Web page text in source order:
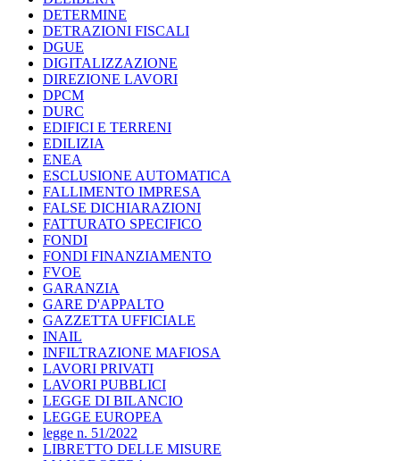
DETERMINE
DETRAZIONI FISCALI
DGUE
DIGITALIZZAZIONE
DIREZIONE LAVORI
DPCM
DURC
EDIFICI E TERRENI
EDILIZIA
ENEA
ESCLUSIONE AUTOMATICA
FALLIMENTO IMPRESA
FALSE DICHIARAZIONI
FATTURATO SPECIFICO
FONDI
FONDI FINANZIAMENTO
FVOE
GARANZIA
GARE D'APPALTO
GAZZETTA UFFICIALE
INAIL
INFILTRAZIONE MAFIOSA
LAVORI PRIVATI
LAVORI PUBBLICI
LEGGE DI BILANCIO
LEGGE EUROPEA
legge n. 51/2022
LIBRETTO DELLE MISURE